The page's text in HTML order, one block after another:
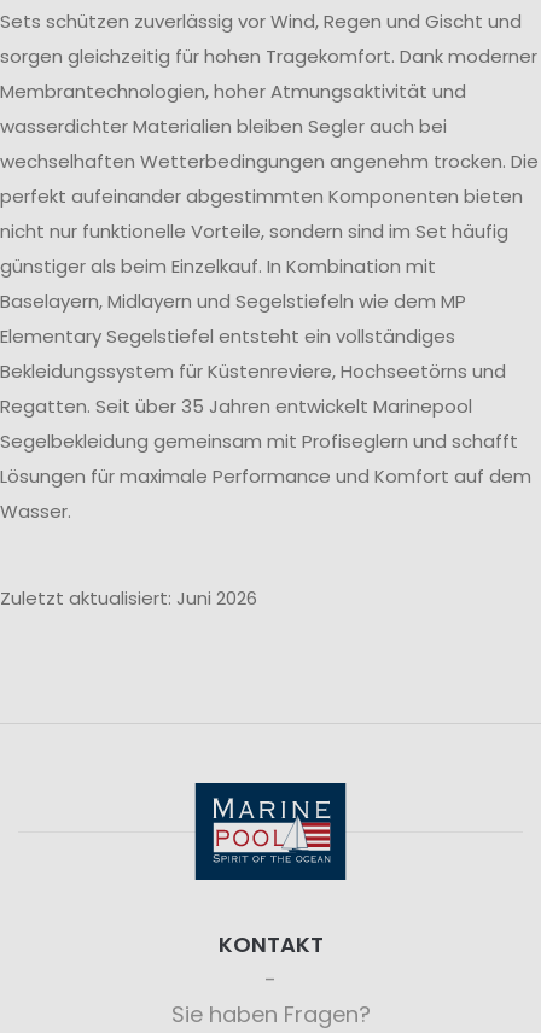
Sets schützen zuverlässig vor Wind, Regen und Gischt und
sorgen gleichzeitig für hohen Tragekomfort. Dank moderner
Membrantechnologien, hoher Atmungsaktivität und
wasserdichter Materialien bleiben Segler auch bei
wechselhaften Wetterbedingungen angenehm trocken. Die
perfekt aufeinander abgestimmten Komponenten bieten
nicht nur funktionelle Vorteile, sondern sind im Set häufig
günstiger als beim Einzelkauf. In Kombination mit
Baselayern, Midlayern und Segelstiefeln wie dem MP
Elementary Segelstiefel entsteht ein vollständiges
Bekleidungssystem für Küstenreviere, Hochseetörns und
Regatten. Seit über 35 Jahren entwickelt Marinepool
Segelbekleidung gemeinsam mit Profiseglern und schafft
Lösungen für maximale Performance und Komfort auf dem
Wasser.
Zuletzt aktualisiert: Juni 2026
KONTAKT
Sie haben Fragen?